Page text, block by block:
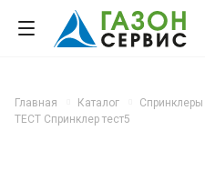
Главная Каталог
ТЕСТ Спринклер тест5